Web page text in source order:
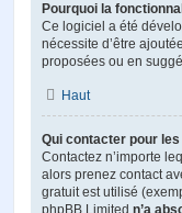
Pourquoi la
Ce logiciel a été
nécessite d’être
proposées ou en
Haut
Qui contacter pour
Contactez n’importe
alors prenez contact
gratuit est utilisé
phpBB Limited n’a